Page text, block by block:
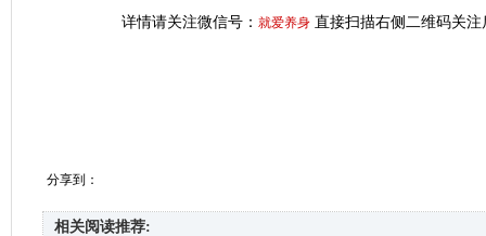
详情请关注微信号： 就爱养身 直接扫描右侧二维码关注
分享到：
相关阅读推荐: